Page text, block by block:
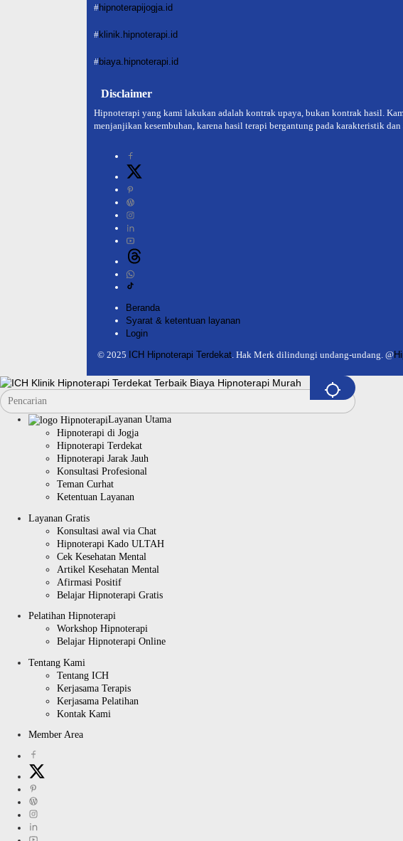
#hipnoterapijogja.id
#klinik.hipnoterapi.id
#biaya.hipnoterapi.id
Disclaimer
Hipnoterapi yang kami lakukan adalah kontrak upaya, bukan kontrak hasil.
menjanjikan kesembuhan, karena hasil terapi bergantung pada karakteristik
Beranda
Syarat & ketentuan layanan
Login
© 2025 ICH Hipnoterapi Terdekat . Hak Merk dilindungi undang-undang. @
Layanan Utama
Hipnoterapi di Jogja
Hipnoterapi Terdekat
Hipnoterapi Jarak Jauh
Konsultasi Profesional
Teman Curhat
Ketentuan Layanan
Layanan Gratis
Konsultasi awal via Chat
Hipnoterapi Kado ULTAH
Cek Kesehatan Mental
Artikel Kesehatan Mental
Afirmasi Positif
Belajar Hipnoterapi Gratis
Pelatihan Hipnoterapi
Workshop Hipnoterapi
Belajar Hipnoterapi Online
Tentang Kami
Tentang ICH
Kerjasama Terapis
Kerjasama Pelatihan
Kontak Kami
Member Area